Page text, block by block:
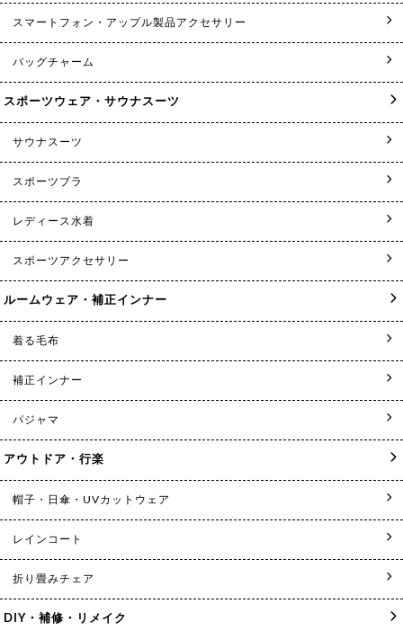
スマートフォン・アップル製品アクセサリー
バッグチャーム
スポーツウェア・サウナスーツ
サウナスーツ
スポーツブラ
レディース水着
スポーツアクセサリー
ルームウェア・補正インナー
着る毛布
補正インナー
パジャマ
アウトドア・行楽
帽子・日傘・UVカットウェア
レインコート
折り畳みチェア
DIY・補修・リメイク